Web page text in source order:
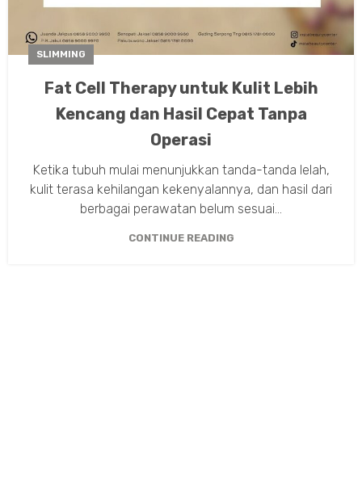
SLIMMING
Fat Cell Therapy untuk Kulit Lebih
Kencang dan Hasil Cepat Tanpa
Operasi
Ketika tubuh mulai menunjukkan tanda-tanda lelah,
kulit terasa kehilangan kekenyalannya, dan hasil dari
berbagai perawatan belum sesuai...
CONTINUE READING